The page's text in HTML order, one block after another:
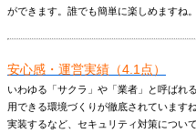
ができます。誰でも簡単に楽しめますね。
安心感・運営実績（4.1点）
いわゆる「サクラ」や「業者」と呼ばれ
用できる環境づくりが徹底されています
実装するなど、セキュリティ対策につい